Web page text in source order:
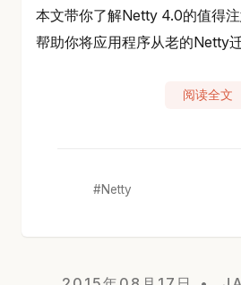
本文带你了解Netty 4.0的值得注
帮助你将应用程序从老的Netty
阅读全文
Netty